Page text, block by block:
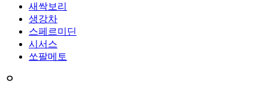
새싹보리
생강차
스페르미딘
시서스
쏘팔메토
ㅇ